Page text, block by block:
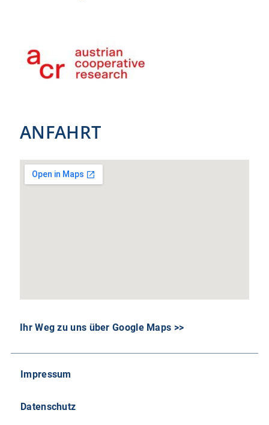
ANFAHRT
Ihr Weg zu uns über Google Maps >>
Impressum
Datenschutz